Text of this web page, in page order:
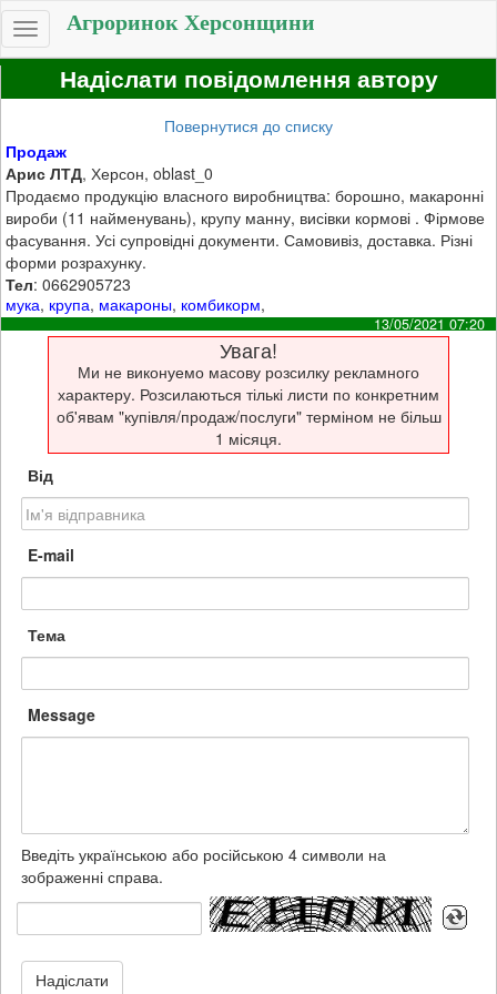
Toggle
navigation
Агроринок Херсонщини
Надіслати повідомлення автору
Повернутися до списку
Продаж
Арис ЛТД, Херсон, oblast_0
Продаємо продукцію власного виробництва: борошно, макаронні
вироби (11 найменувань), крупу манну, висівки кормові . Фірмове
фасування. Усі супровідні документи. Самовивіз, доставка. Різні
форми розрахунку.
Тел: 0662905723
мука, крупа, макароны, комбикорм,
13/05/2021 07:20
Увага!
Ми не виконуемо масову розсилку рекламного
характеру. Розсилаються тількі листи по конкретним
об'явам "купівля/продаж/послуги" терміном не більш
1 місяця.
Від
E-mail
Тема
Message
Введіть українською або російською 4 символи на
зображенні справа.
Надіслати